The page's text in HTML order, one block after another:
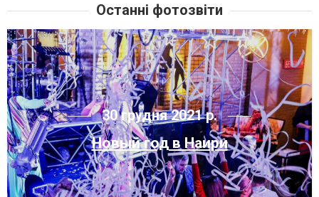
Останні фотозвіти
30 грудня 2021 р.
Новый год в Наири